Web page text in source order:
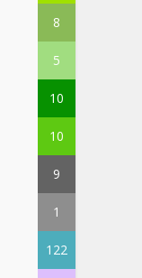
8
5
10
10
9
1
122